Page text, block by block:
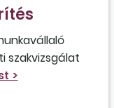
szakvizsgálat
látást
a